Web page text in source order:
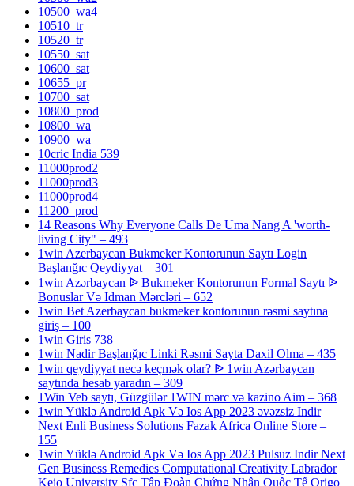
10500_wa4
10510_tr
10520_tr
10550_sat
10600_sat
10655_pr
10700_sat
10800_prod
10800_wa
10900_wa
10cric India 539
11000prod2
11000prod3
11000prod4
11200_prod
14 Reasons Why Everyone Calls De Uma Nang A 'worth-
living City" – 493
1win Azerbaycan Bukmeker Kontorunun Saytı Login
Başlanğıc Qeydiyyat – 301
1win Azərbaycan ᐉ Bukmeker Kontorunun Formal Saytı ᐉ
Bonuslar Və Idman Mərcləri – 652
1win Bet Azerbaycan bukmeker kontorunun rəsmi saytına
giriş – 100
1win Giris 738
1win Nadir Başlanğıc Linki Rəsmi Sayta Daxil Olma – 435
1win qeydiyyat necə keçmək olar? ᐉ 1win Azərbaycan
saytında hesab yaradın – 309
1Win Veb saytı, Güzgülər 1WIN mərc və kazino Aim – 368
1win Yüklə Android Apk Və Ios App 2023 əvəzsiz Indir
Next Enli Business Solutions Fazak Africa Online Store –
155
1win Yüklə Android Apk Və Ios App 2023 Pulsuz Indir Next
Gen Business Remedies Computational Creativity Labrador
Keio University Sfc Tập Đoàn Chứng Nhận Quốc Tế Origo